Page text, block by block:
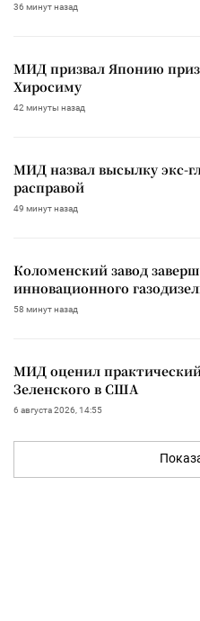
36 минут назад
МИД призвал Японию
Хиросиму
42 минуты назад
МИД назвал высылку экс-
расправой
49 минут назад
Коломенский завод
инновационного
58 минут назад
МИД оценил практический
Зеленского в США
6 августа 2026, 14:55